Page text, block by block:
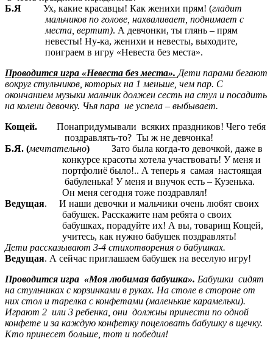
Б.Я Ух, какие красавцы! Как женихи прям! (гладит
мальчиков по голове, нахваливает, поднимает с
места, вертит). А девчонки, ты глянь – прям
невесты! Ну-ка, женихи и невесты, выходите,
поиграем в игру «Невеста без места».
Проводится игра «Невеста без места». Дети парами бегают
вокруг стульчиков, которых на 1 меньше, чем пар. С
окончанием музыки мальчик должен сесть на стул и посадить
на колени девочку. Чья пара не успела – выбывает.
Кощей. Понапридумывали всяких праздников! Чего тебя
поздравлять-то? Ты ж не девчонка!
Б.Я. (мечтательно)
Зато была когда-то девочкой, даже в
конкурсе красоты хотела участвовать! У меня и
портфолиё было!.. А теперь я самая настоящая
бабуленька! У меня и внучок есть – Кузенька.
Он меня сегодня тоже поздравлял!
Ведущая. И наши девочки и мальчики очень любят своих
бабушек. Расскажите нам ребята о своих
бабушках, порадуйте их! А вы, товарищ Кощей,
учитесь, как нужно бабушек поздравлять!
Дети рассказывают 3-4 стихотворения о бабушках.
Ведущая. А сейчас приглашаем бабушек на веселую игру!
Проводится игра «Моя любимая бабушка». Бабушки сидят
на стульчиках с корзинками в руках. На столе в стороне от
них стол и тарелка с конфетами (маленькие карамельки).
Играют 2 или 3 ребенка, они должны принести по одной
конфете и за каждую конфетку поцеловать бабушку в щечку.
Кто принесет больше, тот и победил!